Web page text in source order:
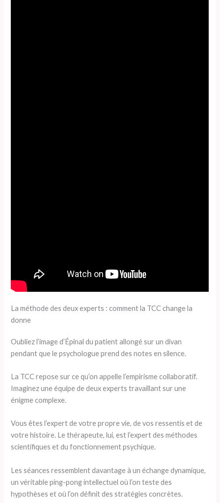
La méthode des deux experts : comment la TCC change la
donne
Oubliez l’image d’Épinal du patient allongé sur un divan
pendant que le psychologue prend des notes en silence.
La TCC repose sur ce qu’on appelle l’empirisme collaboratif.
Imaginez une équipe de deux experts travaillant sur une
énigme complexe.
Vous êtes l’expert de votre propre vie, de vos ressentis et de
votre histoire. Le thérapeute, lui, est l’expert des méthodes
scientifiques et du fonctionnement psychique.
Les séances ressemblent davantage à un échange dynamique,
un véritable ping-pong intellectuel où l’on teste des
hypothèses et où l’on définit des stratégies concrètes.